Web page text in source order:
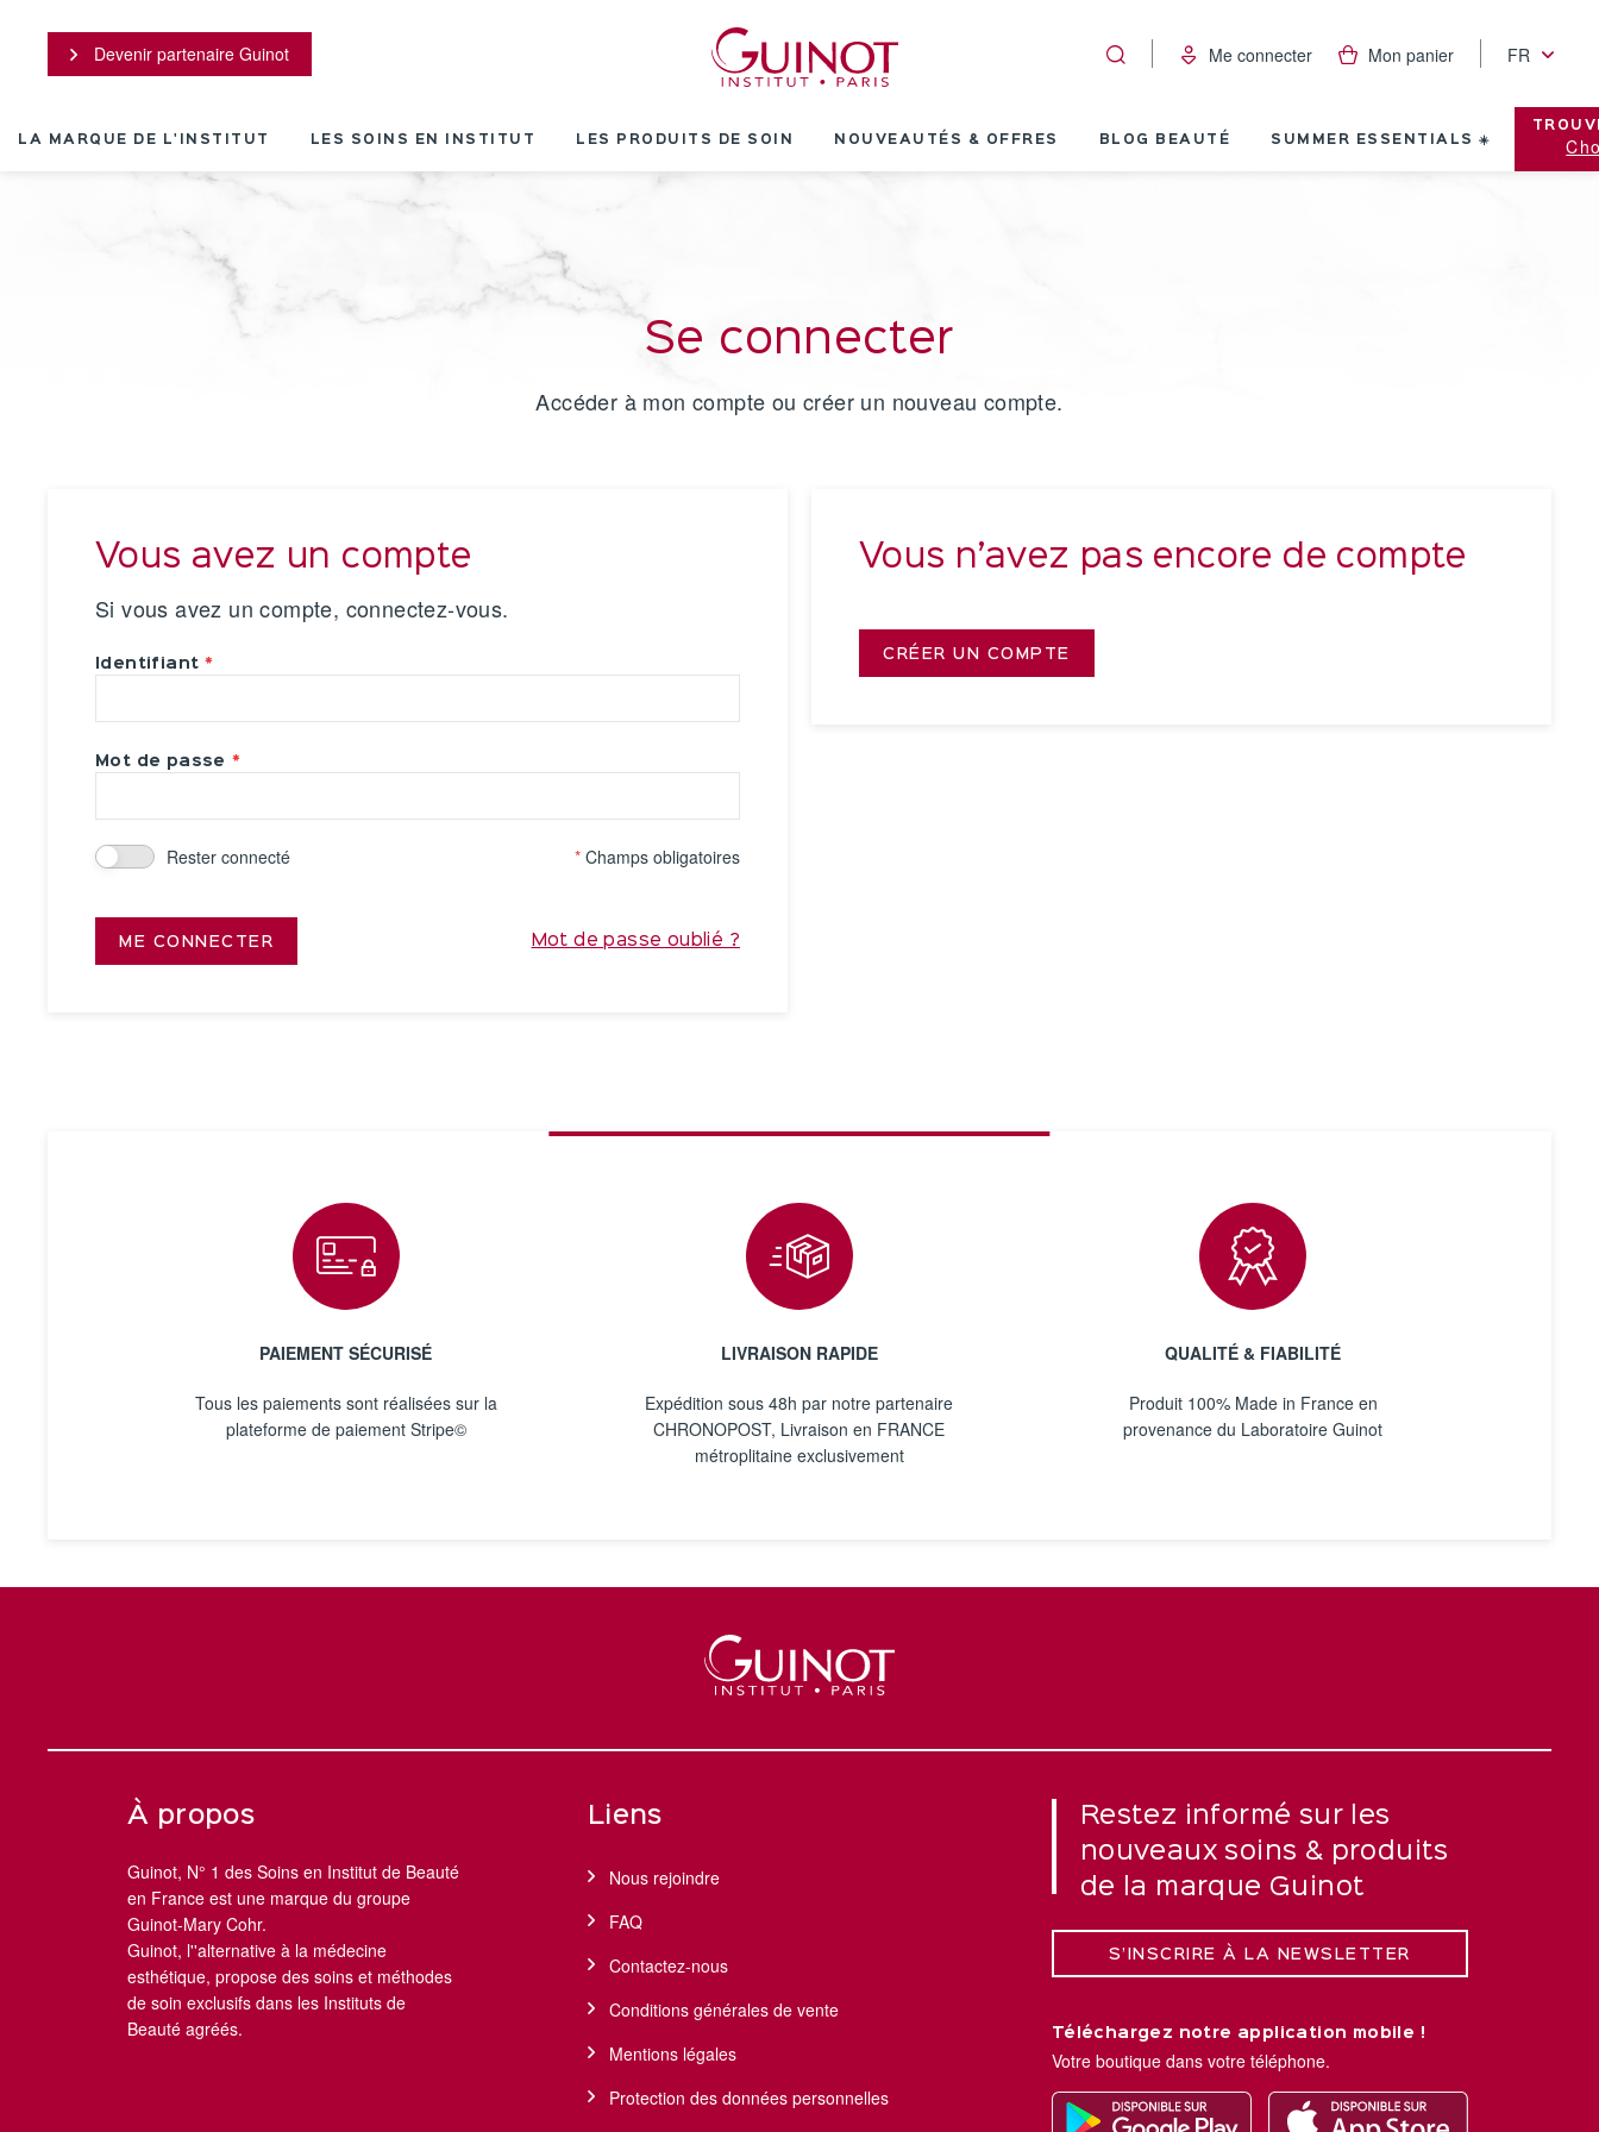
Devenir partenaire Guinot Me connecter Mon panier FR
LA MARQUE DE L'INSTITUT LES SOINS EN INSTITUT LES PRODUITS DE SOIN NOUVEAUTÉS & OFFRES BLOG BEAUTÉ SUMMER ESSENTIALS ☀️
Se connecter
Accéder à mon compte ou créer un nouveau compte.
Vous avez un compte
Si vous avez un compte, connectez-vous.
Identifiant
Mot de passe
Rester connecté * Champs obligatoires
ME CONNECTER Mot de passe oublié ?
Vous n’avez pas encore de compte
CRÉER UN COMPTE
PAIEMENT SÉCURISÉ
Tous les paiements sont réalisées sur la
plateforme de paiement Stripe©
LIVRAISON RAPIDE
Expédition sous 48h par notre partenaire
CHRONOPOST, Livraison en FRANCE
métroplitaine exclusivement
QUALITÉ & FIABILITÉ
Produit 100% Made in France en
provenance du Laboratoire Guinot
À propos
Guinot, N° 1 des Soins en Institut de Beauté
en France est une marque du groupe
Guinot-Mary Cohr.
Guinot, l''alternative à la médecine
esthétique, propose des soins et méthodes
de soin exclusifs dans les Instituts de
Beauté agréés.
Liens
Nous rejoindre
FAQ
Contactez-nous
Conditions générales de vente
Mentions légales
Protection des données personnelles
Restez informé sur les
nouveaux soins & produits
de la marque Guinot
S’INSCRIRE À LA NEWSLETTER
Téléchargez notre application mobile !
Votre boutique dans votre téléphone.